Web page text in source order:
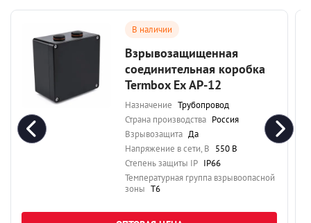
В наличии
Взрывозащищенная
соединительная коробка
Termbox Ех АР-12
Назначение Трубопровод
Страна производства Россия
Взрывозащита Да
Напряжение в сети, В 550 В
Степень защиты IP IP66
Температурная группа взрывоопасной
зоны Т6